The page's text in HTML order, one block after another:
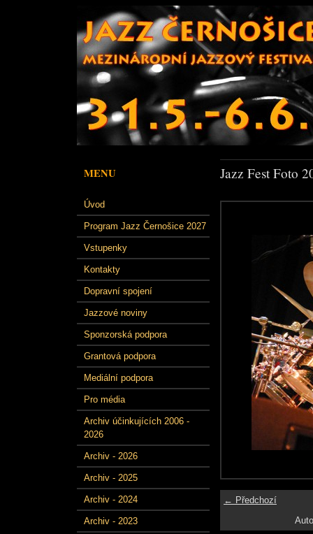
MENU
Úvod
Program Jazz Černošice 2027
Vstupenky
Kontakty
Dopravní spojení
Jazzové noviny
Sponzorská podpora
Grantová podpora
Mediální podpora
Pro média
Archiv účinkujících 2006 -
2026
Archiv - 2026
Archiv - 2025
Archiv - 2024
Archiv - 2023
Jazz Fest Foto
← Předchozí